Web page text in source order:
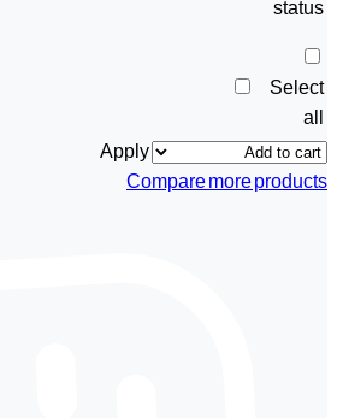
status
Select
all
Apply
Compare more products